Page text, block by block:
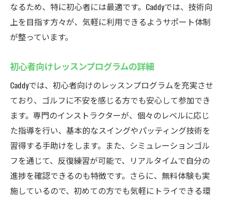
なるため、特に初心者には最適です。Caddyでは、技術向
上を目指す方々が、気軽に利用できるようサポート体制
が整っています。
初心者向けレッスンプログラムの詳細
Caddyでは、初心者向けのレッスンプログラムを充実させ
ており、ゴルフに不安を感じる方でも安心して参加でき
ます。専門のインストラクターが、個々のレベルに応じ
た指導を行い、基本的なスイングやパッティング技術を
習得する手助けをします。また、シミュレーションゴル
フを通じて、反復練習が可能で、リアルタイムで自分の
進捗を確認できるのも特徴です。さらに、無料体験も実
施しているので、初めての方でも気軽にトライできる環